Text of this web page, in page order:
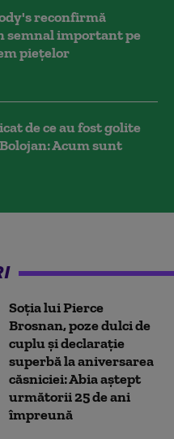
reconfirmă
semnal important pe
piețelor
de ce au fost golite
Acum sunt
Soția lui Pierce
Brosnan, poze dulci de
cuplu și declarație
superbă la aniversarea
căsniciei: Abia aștept
următorii 25 de ani
împreună